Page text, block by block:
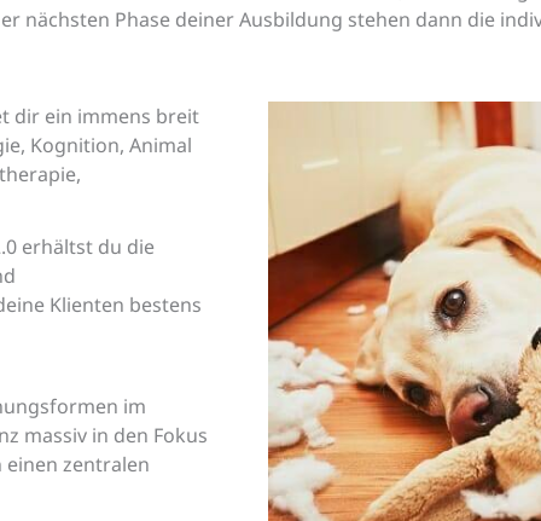
nächsten Phase deiner Ausbildung stehen dann die
dir ein immens breit
Kognition, Animal
erhältst du die
Klienten bestens
im
massiv in den Fokus
zentralen